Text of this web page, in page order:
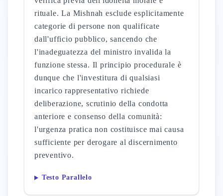
rituale. La Mishnah esclude esplicitamente
categorie di persone non qualificate
dall'ufficio pubblico, sancendo che
l'inadeguatezza del ministro invalida la
funzione stessa. Il principio procedurale è
dunque che l'investitura di qualsiasi
incarico rappresentativo richiede
deliberazione, scrutinio della condotta
anteriore e consenso della comunità:
l'urgenza pratica non costituisce mai causa
sufficiente per derogare al discernimento
preventivo.
Testo Parallelo